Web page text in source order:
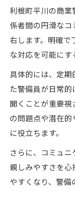
利根町平川の商
係者間の円滑な
右します。明確で
な対応を可能にす
具体的には、定
た警備員が日常
聞くことが重要視
の問題点や潜在
に役立ちます。
さらに、コミュ
親しみやすさを心
やすくなり、警備